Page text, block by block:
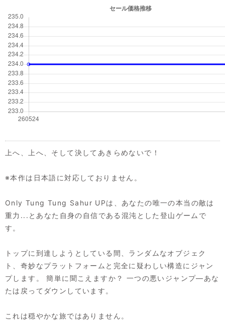
上へ、上へ、そして決してあきらめないで！
※本作は日本語に対応しておりません。
Only Tung Tung Sahur UPは、あなたの唯一の本当の敵は
重力...とあなた自身の自信である混沌とした登山ゲームで
す。
トップに到達しようとしている間、ランダムなオブジェク
ト、奇妙なプラットフォームと完全に疑わしい構造にジャン
プします。 簡単に聞こえますか？ 一つの悪いジャンプ—あな
たは戻ってダウンしています。
これは穏やかな旅ではありません。